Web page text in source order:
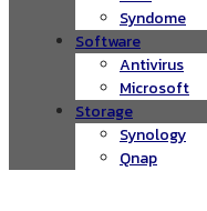
Syndome
Software
Antivirus
Microsoft
Storage
Synology
Qnap